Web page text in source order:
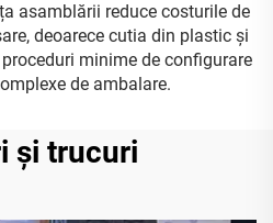
asamblării reduce costurile de
deoarece cutia din plastic și
minime de configurare
de ambalare.
și trucuri